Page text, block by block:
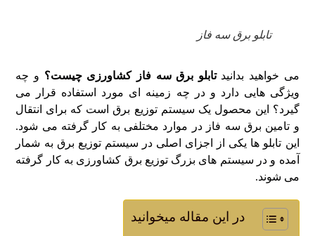
تابلو برق سه فاز
می خواهید بدانیدتابلو برق سه فاز کشاورزی چیست؟ و چه
ویژگی هایی دارد و در چه زمینه ای مورد استفاده قرار می
گیرد؟ این محصول یک سیستم توزیع برق است که برای انتقال
و تامین برق سه فاز در موارد مختلفی به کار گرفته می شود.
این تابلو ها یکی از اجزای اصلی در سیستم توزیع برق به شمار
آمده و در سیستم های بزرگ توزیع برق کشاورزی به کار گرفته
می شوند.
در این مقاله میخوانید